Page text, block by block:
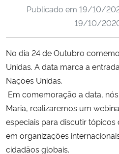
Ministério da Cidadania
Ministério da Ciência, Tecnologia,
Ministério do Meio Ambiente
Ministério do Turismo
Publicado em 19/10/
19/10/
No dia 24 de Outubro
Unidas. A data marca a
Nações Unidas.
Em comemoração a data,
Maria, realizaremos um
especiais para discutir
em organizações
cidadãos globais.